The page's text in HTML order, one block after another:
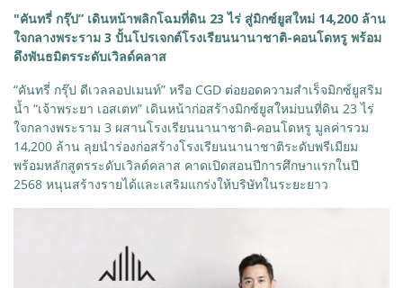
"คันทรี่ กรุ๊ป” เดินหน้าพลิกโฉมที่ดิน 23 ไร่ สู่มิกซ์ยูสใหม่ 14,200 ล้าน
ใจกลางพระราม 3 ปั้นโปรเจกต์โรงเรียนนานาชาติ-คอนโดหรู พร้อม
ดึงพันธมิตรระดับเวิลด์คลาส
“คันทรี่ กรุ๊ป ดีเวลลอปเมนท์” หรือ CGD ต่อยอดความสำเร็จมิกซ์ยูสริม
น้ำ “เจ้าพระยา เอสเตท” เดินหน้าก่อสร้างมิกซ์ยูสใหม่บนที่ดิน 23 ไร่
ใจกลางพระราม 3 ผสานโรงเรียนนานาชาติ-คอนโดหรู มูลค่ารวม
14,200 ล้าน ลุยนำร่องก่อสร้างโรงเรียนนานาชาติระดับพรีเมียม
พร้อมหลักสูตรระดับเวิลด์คลาส คาดเปิดสอนปีการศึกษาแรกในปี
2568 หนุนสร้างรายได้และเสริมแกร่งให้บริษัทในระยะยาว